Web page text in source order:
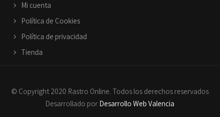
Mi cuenta
Política de Cookies
Política de privacidad
Tienda
© Copyright 2020 Rastro Online. Todos los derechos reservados
Desarrollado por Desarrollo Web Valencia